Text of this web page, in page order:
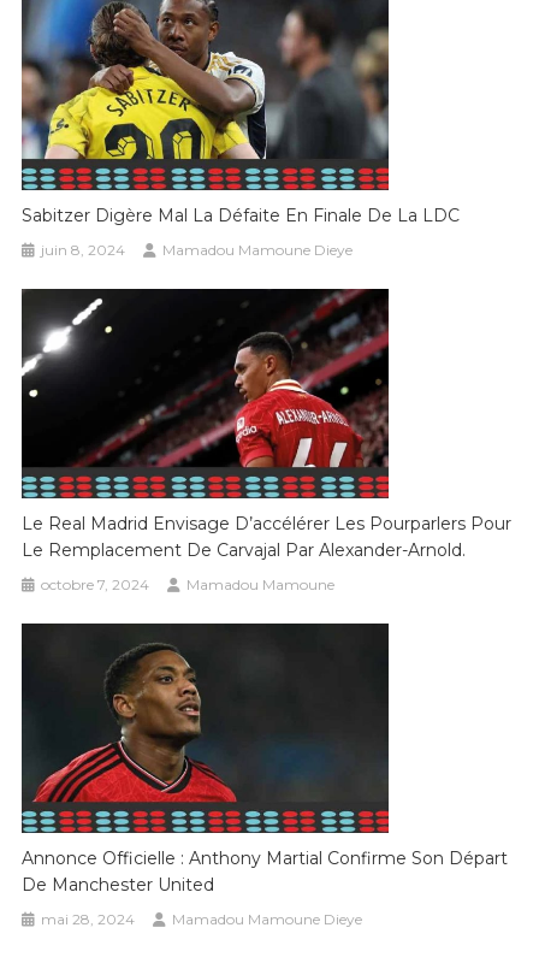
Sabitzer Digère Mal La Défaite En Finale De La LDC
juin 8, 2024 Mamadou Mamoune Dieye
Le Real Madrid Envisage D’accélérer Les Pourparlers Pour
Le Remplacement De Carvajal Par Alexander-Arnold.
octobre 7, 2024 Mamadou Mamoune
Annonce Officielle : Anthony Martial Confirme Son Départ
De Manchester United
mai 28, 2024 Mamadou Mamoune Dieye